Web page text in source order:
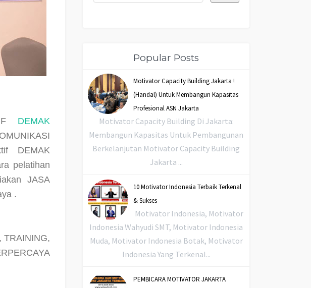
DEMAK
DEMAK
pelatihan
JASA
.
TRAINING,
Popular Posts
Motivator Capacity Building Jakarta !
(Handal) Untuk Membangun Kapasitas
Profesional ASN Jakarta
Motivator Capacity Building Di Jakarta:
Membangun Kapasitas Untuk Pembangunan
Berkelanjutan Motivator Capacity Building
Jakarta ...
10 Motivator Indonesia Terbaik Terkenal
& Sukses
Motivator Indonesia, Motivator
Indonesia Wahyudi SMT, Motivator Indonesia
Muda, Motivator Indonesia Botak, Motivator
Indonesia Yang Terkenal...
PEMBICARA MOTIVATOR JAKARTA